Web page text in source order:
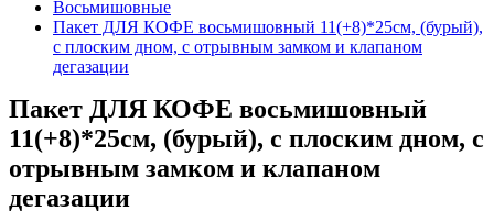
Восьмишовные
Пакет ДЛЯ КОФЕ восьмишовный 11(+8)*25см, (бурый),
с плоским дном, с отрывным замком и клапаном
дегазации
Пакет ДЛЯ КОФЕ восьмишовный
11(+8)*25см, (бурый), с плоским дном, с
отрывным замком и клапаном
дегазации